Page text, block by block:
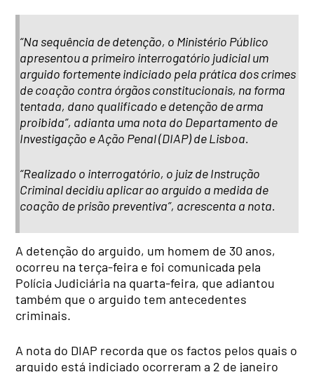
“Na sequência de detenção, o Ministério Público
apresentou a primeiro interrogatório judicial um
arguido fortemente indiciado pela prática dos crimes
de coação contra órgãos constitucionais, na forma
tentada, dano qualificado e detenção de arma
proibida”, adianta uma nota do Departamento de
Investigação e Ação Penal (DIAP) de Lisboa.
“Realizado o interrogatório, o juiz de Instrução
Criminal decidiu aplicar ao arguido a medida de
coação de prisão preventiva”, acrescenta a nota.
A detenção do arguido, um homem de 30 anos,
ocorreu na terça-feira e foi comunicada pela
Polícia Judiciária na quarta-feira, que adiantou
também que o arguido tem antecedentes
criminais.
A nota do DIAP recorda que os factos pelos quais o
arguido está indiciado ocorreram a 2 de janeiro